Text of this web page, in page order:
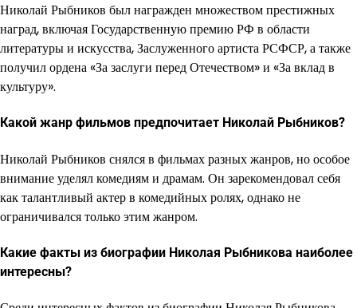
Николай Рыбников был награжден множеством престижных
наград, включая Государственную премию РФ в области
литературы и искусства, Заслуженного артиста РСФСР, а также
получил ордена «За заслуги перед Отечеством» и «За вклад в
культуру».
Какой жанр фильмов предпочитает Николай Рыбников?
Николай Рыбников снялся в фильмах разных жанров, но особое
внимание уделял комедиям и драмам. Он зарекомендовал себя
как талантливый актер в комедийных ролях, однако не
ограничивался только этим жанром.
Какие факты из биографии Николая Рыбникова наиболее
интересны?